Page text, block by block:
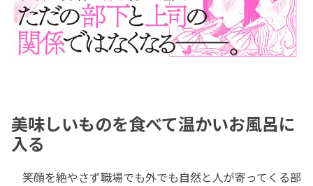
美味しいものを食べて温かいお風呂に
入る
笑顔を絶やさず職場でも外でも自然と人が寄ってくる部